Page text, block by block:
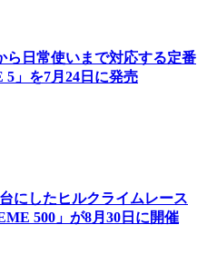
日常使いまで対応する定番
」を7月24日に発売
にしたヒルクライムレース
500」が8月30日に開催